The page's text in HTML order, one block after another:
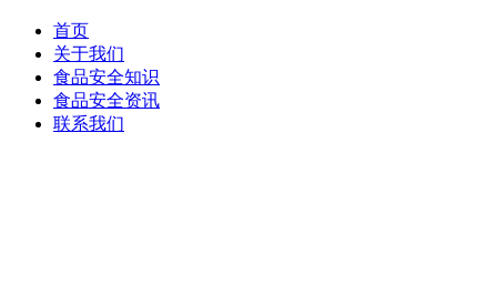
首页
关于我们
食品安全知识
食品安全资讯
联系我们